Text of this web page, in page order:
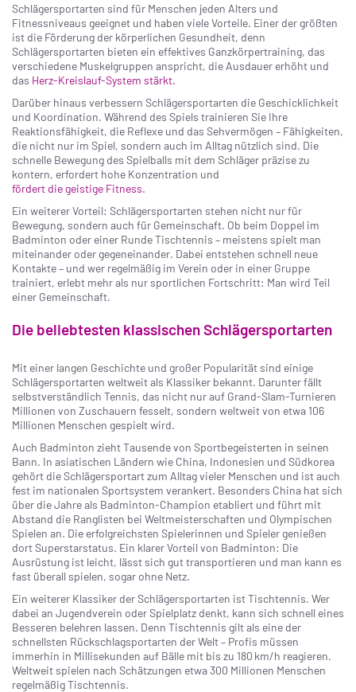
Schlägersportarten sind für Menschen jeden Alters und
Fitnessniveaus geeignet und haben viele Vorteile. Einer der größten
ist die Förderung der körperlichen Gesundheit, denn
Schlägersportarten bieten ein effektives Ganzkörpertraining, das
verschiedene Muskelgruppen anspricht, die Ausdauer erhöht und
das Herz-Kreislauf-System stärkt.
Darüber hinaus verbessern Schlägersportarten die Geschicklichkeit
und Koordination. Während des Spiels trainieren Sie Ihre
Reaktionsfähigkeit, die Reflexe und das Sehvermögen – Fähigkeiten,
die nicht nur im Spiel, sondern auch im Alltag nützlich sind. Die
schnelle Bewegung des Spielballs mit dem Schläger präzise zu
kontern, erfordert hohe Konzentration und
fördert die geistige Fitness.
Ein weiterer Vorteil: Schlägersportarten stehen nicht nur für
Bewegung, sondern auch für Gemeinschaft. Ob beim Doppel im
Badminton oder einer Runde Tischtennis – meistens spielt man
miteinander oder gegeneinander. Dabei entstehen schnell neue
Kontakte – und wer regelmäßig im Verein oder in einer Gruppe
trainiert, erlebt mehr als nur sportlichen Fortschritt: Man wird Teil
einer Gemeinschaft.
Die beliebtesten klassischen Schlägersportarten
Mit einer langen Geschichte und großer Popularität sind einige
Schlägersportarten weltweit als Klassiker bekannt. Darunter fällt
selbstverständlich Tennis, das nicht nur auf Grand-Slam-Turnieren
Millionen von Zuschauern fesselt, sondern weltweit von etwa 106
Millionen Menschen gespielt wird.
Auch Badminton zieht Tausende von Sportbegeisterten in seinen
Bann. In asiatischen Ländern wie China, Indonesien und Südkorea
gehört die Schlägersportart zum Alltag vieler Menschen und ist auch
fest im nationalen Sportsystem verankert. Besonders China hat sich
über die Jahre als Badminton-Champion etabliert und führt mit
Abstand die Ranglisten bei Weltmeisterschaften und Olympischen
Spielen an. Die erfolgreichsten Spielerinnen und Spieler genießen
dort Superstarstatus. Ein klarer Vorteil von Badminton: Die
Ausrüstung ist leicht, lässt sich gut transportieren und man kann es
fast überall spielen, sogar ohne Netz.
Ein weiterer Klassiker der Schlägersportarten ist Tischtennis. Wer
dabei an Jugendverein oder Spielplatz denkt, kann sich schnell eines
Besseren belehren lassen. Denn Tischtennis gilt als eine der
schnellsten Rückschlagsportarten der Welt – Profis müssen
immerhin in Millisekunden auf Bälle mit bis zu 180 km/h reagieren.
Weltweit spielen nach Schätzungen etwa 300 Millionen Menschen
regelmäßig Tischtennis.